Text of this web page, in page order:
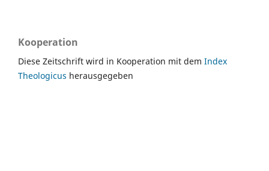
Kooperation
Diese Zeitschrift wird in Kooperation mit dem Index
Theologicus herausgegeben